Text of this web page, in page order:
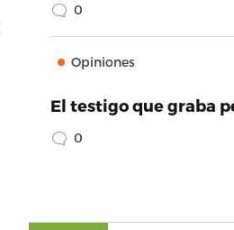
0
Opiniones
El testigo que graba
0